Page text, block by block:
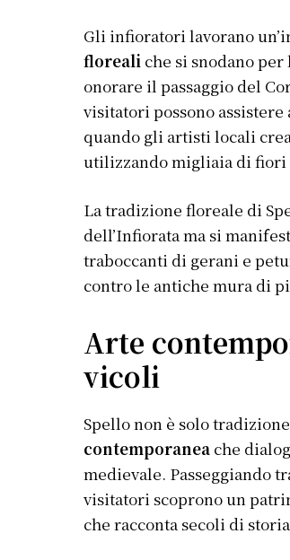
Gli infioratori lavorano
floreali che si snodano
onorare il passaggio del
visitatori possono
quando gli artisti locali
utilizzando migliaia di
La tradizione floreale di
dell’Infiorata ma si
traboccanti di gerani e
contro le antiche mura di
Arte
vicoli
Spello non è solo
contemporanea che
medievale. Passeggiando
visitatori scoprono un
che racconta secoli di